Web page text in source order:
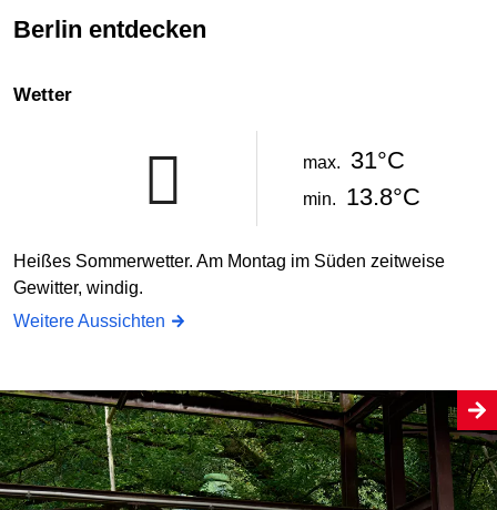
Berlin entdecken
Wetter
max. 31°C
min. 13.8°C
Heißes Sommerwetter. Am Montag im Süden zeitweise
Gewitter, windig.
Weitere Aussichten